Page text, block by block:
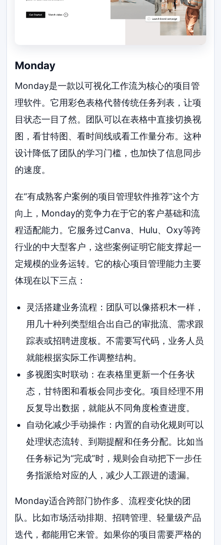
Monday
Monday是一款以可视化工作流为核心的项目管
理软件。它用彩色表格代替传统任务列表，让项
目状态一目了然。团队可以在表格中直接切换视
图，看甘特图、看时间线或看工作量分布。这种
设计降低了团队的学习门槛，也加快了信息同步
的速度。
在“有成熟客户案例的项目管理软件推荐”这个方
向上，Monday的竞争力在于它的客户基础和流
程适配能力。它服务过Canva、Hulu、Oxy等跨
行业的中大型客户，这些案例证明它能支撑起一
定规模的业务运转。它的核心项目管理能力主要
体现在以下三点：
灵活搭建业务流程：团队可以像搭积木一样，
用几十种列类型组合出自己的审批流、需求跟
踪表或招聘进度板。不需要写代码，业务人员
就能根据实际工作调整结构。
多视图实时联动：在表格里更新一个任务状
态，甘特图和看板会同步变化。项目经理不用
反复导出数据，就能从不同角度检查进度。
自动化减少手动操作：内置的自动化规则可以
处理状态流转、到期提醒和任务分配。比如当
任务标记为“完成”时，规则会自动把下一步任
务指派给对应的人，减少人工跟进的遗漏。
Monday适合跨部门协作多、流程变化快的团
队。比如市场活动排期、招聘管理、轻量级产品
迭代，都能用它来管。如果你的项目需要严格的